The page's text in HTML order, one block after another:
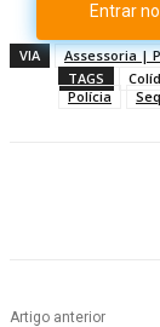
Entrar
VIA
Assessoria |
TAGS
Polícia
Artigo anterior